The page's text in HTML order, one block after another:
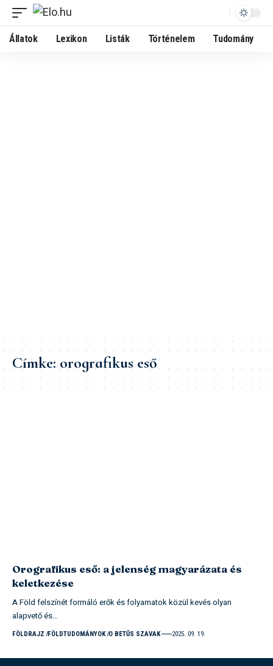
Állatok Lexikon Listák Történelem Tudomány
Címke:orografikus eső
Orografikus eső: a jelenség magyarázata és
keletkezése
A Föld felszínét formáló erők és folyamatok közül kevés olyan
alapvető és…
FÖLDRAJZ FÖLDTUDOMÁNYOK O BETŰS SZAVAK 2025. 09. 19.